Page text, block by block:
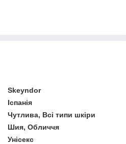
Skeyndor
Іспанія
Чутлива, Всі типи шкіри
Шия, Обличчя
Унісекс